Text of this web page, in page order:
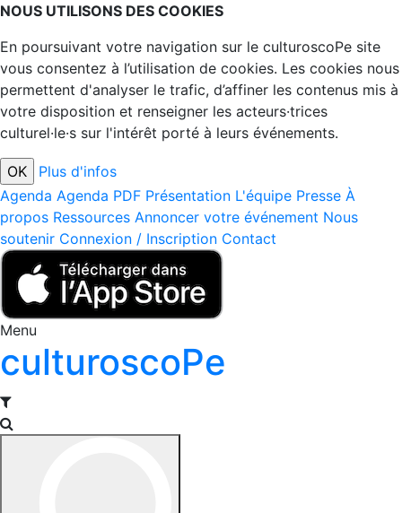
NOUS UTILISONS DES COOKIES
En poursuivant votre navigation sur le culturoscoPe site
vous consentez à l’utilisation de cookies. Les cookies nous
permettent d'analyser le trafic, d’affiner les contenus mis à
votre disposition et renseigner les acteurs·trices
culturel·le·s sur l'intérêt porté à leurs événements.
Plus d'infos
Agenda Agenda PDF Présentation L'équipe Presse À
propos Ressources Annoncer votre événement Nous
soutenir Connexion / Inscription Contact
Menu
culturoscoPe